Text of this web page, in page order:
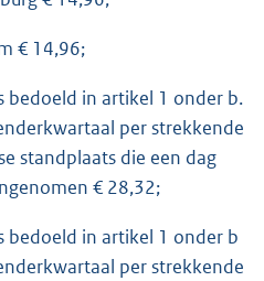
€ 14,96;
bedoeld in artikel 1 onder b.
per strekkende
standplaats die een dag
€ 28,32;
bedoeld in artikel 1 onder b
per strekkende